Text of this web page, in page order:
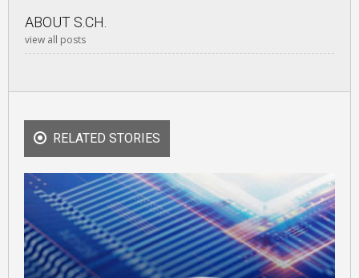
ABOUT S.CH.
view all posts
RELATED STORIES